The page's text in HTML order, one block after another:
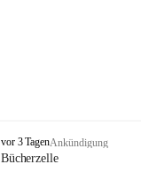
T
o
vor 3 TagenAnkündigung
Bücherzelle